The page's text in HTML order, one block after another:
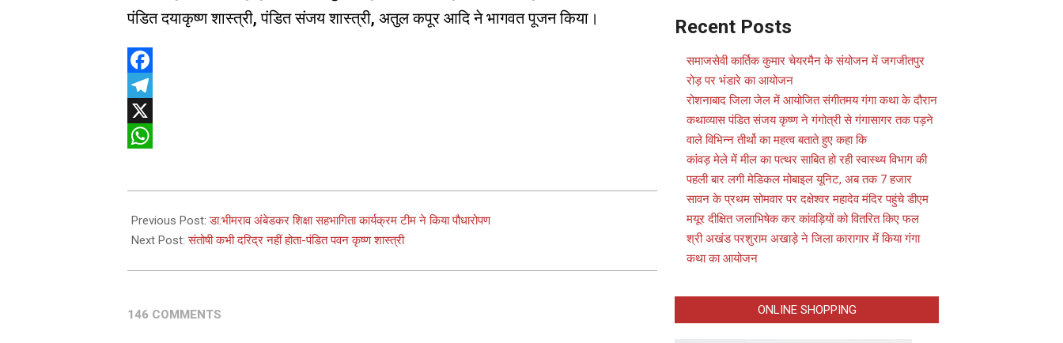
पंडित दयाकृष्ण शास्त्री, पंडित संजय शास्त्री, अतुल कपूर आदि ने भागवत पूजन किया।
Facebook
Telegram
X
06-
07
Previous Post:डा.भीमराव अंबेडकर शिक्षा सहभागिता कार्यक्रम टीम ने किया पौधारोपण
Next Post:संतोषी कभी दरिद्र नहीं होता-पंडित पवन कृष्ण शास्त्री
146 COMMENTS
Recent Posts
समाजसेवी कार्तिक कुमार चेयरमैन के संयोजन में जगजीतपुर
रोड़ पर भंडारे का आयोजन
रोशनाबाद जिला जेल में आयोजित संगीतमय गंगा कथा के दौरान
कथाव्यास पंडित संजय कृष्ण ने गंगोत्री से गंगासागर तक पड़ने
वाले विभिन्न तीर्थो का महत्व बताते हुए कहा कि
कांवड़ मेले में मील का पत्थर साबित हो रही स्वास्थ्य विभाग की
पहली बार लगी मेडिकल मोबाइल यूनिट, अब तक 7 हजार
सावन के प्रथम सोमवार पर दक्षेश्वर महादेव मंदिर पहुंचे डीएम
मयूर दीक्षित जलाभिषेक कर कांवड़ियों को वितरित किए फल
श्री अखंड परशुराम अखाड़े ने जिला कारागार में किया गंगा
कथा का आयोजन
ONLINE SHOPPING